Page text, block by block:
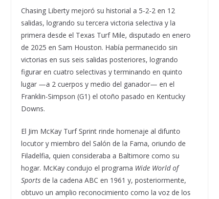
Chasing Liberty mejoró su historial a 5-2-2 en 12
salidas, logrando su tercera victoria selectiva y la
primera desde el Texas Turf Mile, disputado en enero
de 2025 en Sam Houston. Había permanecido sin
victorias en sus seis salidas posteriores, logrando
figurar en cuatro selectivas y terminando en quinto
lugar —a 2 cuerpos y medio del ganador— en el
Franklin-Simpson (G1) el otoño pasado en Kentucky
Downs.
El Jim McKay Turf Sprint rinde homenaje al difunto
locutor y miembro del Salón de la Fama, oriundo de
Filadelfia, quien consideraba a Baltimore como su
hogar. McKay condujo el programa Wide World of
Sportsde la cadena ABC en 1961 y, posteriormente,
obtuvo un amplio reconocimiento como la voz de los